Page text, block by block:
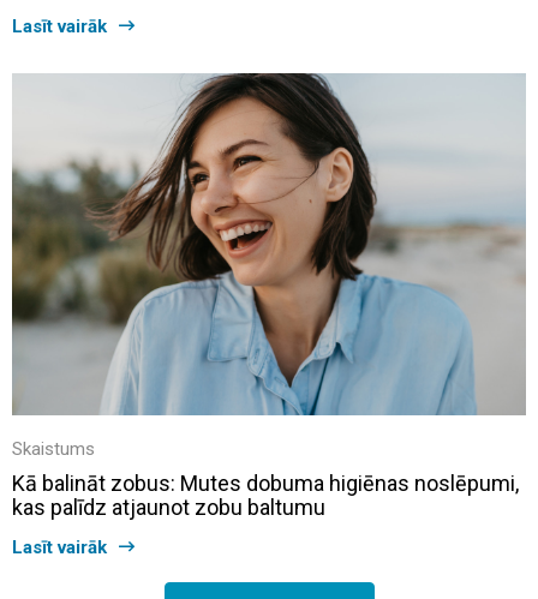
Lasīt vairāk
Skaistums
Kā balināt zobus: Mutes dobuma higiēnas noslēpumi,
kas palīdz atjaunot zobu baltumu
Lasīt vairāk